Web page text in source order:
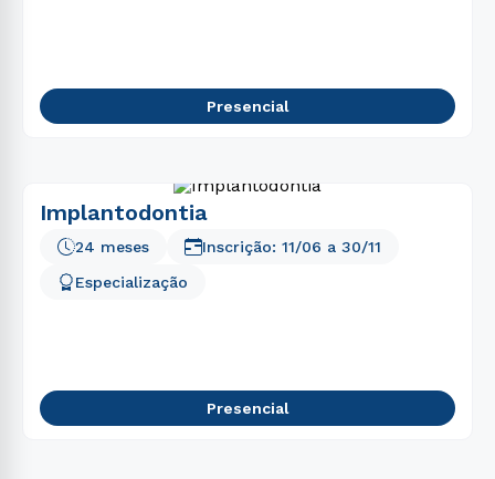
Presencial
Implantodontia
Especialização
24 meses Inscrição: 11/06 a 30/11
Presencial